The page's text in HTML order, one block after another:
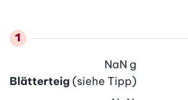
Blätterteig (siehe Tipp)
NaN g